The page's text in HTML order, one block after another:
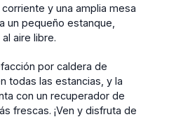
y una amplia mesa
un pequeño estanque,
aire libre.
por caldera de
todas las estancias, y la
con un recuperador de
frescas. ¡Ven y disfruta de